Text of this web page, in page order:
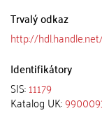
Trvalý odkaz
http://
Identifikátory
SIS:11179
Katalog UK: